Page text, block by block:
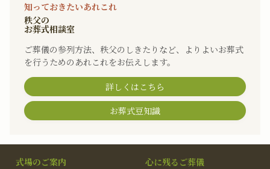
知っておきたいあれこれ
秩父の
お葬式相談室
ご葬儀の参列方法、秩父のしきたりなど、よりよいお葬式
を行うためのあれこれをお伝えします。
詳しくはこちら
お葬式豆知識
式場のご案内
心に残るご葬儀